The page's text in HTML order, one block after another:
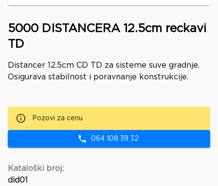
5000 DISTANCERA 12.5cm reckavi
TD
Distancer 12.5cm CD TD za sisteme suve gradnje.
Osigurava stabilnost i poravnanje konstrukcije.
Pozovi za cenu
064 108 39 32
Kataloški broj:
did01